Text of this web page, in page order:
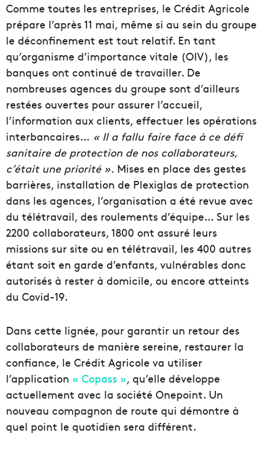
Comme toutes les entreprises, le Crédit Agricole
prépare l’après 11 mai, même si au sein du groupe
le déconfinement est tout relatif. En tant
qu’organisme d’importance vitale (OIV), les
banques ont continué de travailler. De
nombreuses agences du groupe sont d’ailleurs
restées ouvertes pour assurer l’accueil,
l’information aux clients, effectuer les opérations
interbancaires… « Il a fallu faire face à ce défi
sanitaire de protection de nos collaborateurs,
c’était une priorité ». Mises en place des gestes
barrières, installation de Plexiglas de protection
dans les agences, l’organisation a été revue avec
du télétravail, des roulements d’équipe… Sur les
2200 collaborateurs, 1800 ont assuré leurs
missions sur site ou en télétravail, les 400 autres
étant soit en garde d’enfants, vulnérables donc
autorisés à rester à domicile, ou encore atteints
du Covid-19.
Dans cette lignée, pour garantir un retour des
collaborateurs de manière sereine, restaurer la
confiance, le Crédit Agricole va utiliser
l’application « Copass », qu’elle développe
actuellement avec la société Onepoint. Un
nouveau compagnon de route qui démontre à
quel point le quotidien sera différent.